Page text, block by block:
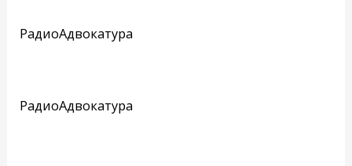
РадиоАдвокатура
РадиоАдвокатура